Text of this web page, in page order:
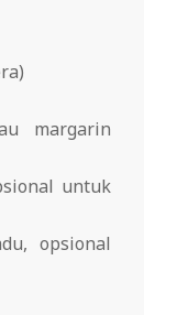
margarin
untuk
opsional